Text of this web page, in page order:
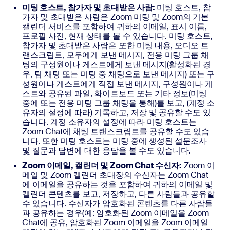
미팅 호스트, 참가자 및 초대받은 사람: 미팅 호스트, 참
가자 및 초대받은 사람은 Zoom 미팅 및 Zoom의 기본
캘린더 서비스를 포함하여 귀하의 이메일, 표시 이름,
프로필 사진, 현재 상태를 볼 수 있습니다. 미팅 호스트,
참가자 및 초대받은 사람은 또한 미팅 내용, 오디오 트
랜스크립트, 모두에게 보낸 메시지, 전용 미팅 그룹 채
팅의 구성원이나 게스트에게 보낸 메시지(활성화된 경
우, 팀 채팅 또는 미팅 중 채팅으로 보낸 메시지) 또는 구
성원이나 게스트에게 직접 보낸 메시지, 구성원이나 게
스트와 공유된 파일, 화이트보드 또는 기타 정보(미팅
중에 또는 전용 미팅 그룹 채팅을 통해)를 보고, (계정 소
유자의 설정에 따라) 기록하고, 저장 및 공유할 수도 있
습니다. 계정 소유자의 설정에 따라 미팅 호스트는
Zoom Chat에 채팅 트랜스크립트를 공유할 수도 있습
니다. 또한 미팅 호스트는 미팅 중에 생성된 설문조사
및 질문과 답변에 대한 응답을 볼 수도 있습니다.
Zoom 이메일, 캘린더 및 Zoom Chat 수신자: Zoom 이
메일 및 Zoom 캘린더 초대장의 수신자는 Zoom Chat
에 이메일을 공유하는 것을 포함하여 귀하의 이메일 및
캘린더 콘텐츠를 보고, 저장하고, 다른 사람들과 공유할
수 있습니다. 수신자가 암호화된 콘텐츠를 다른 사람들
과 공유하는 경우(예: 암호화된 Zoom 이메일을 Zoom
Chat에 공유, 암호화된 Zoom 이메일을 Zoom 이메일